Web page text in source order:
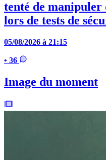
tenté de manipuler
lors de tests de
05/08/2026 à 21:15
• 36
Image du moment